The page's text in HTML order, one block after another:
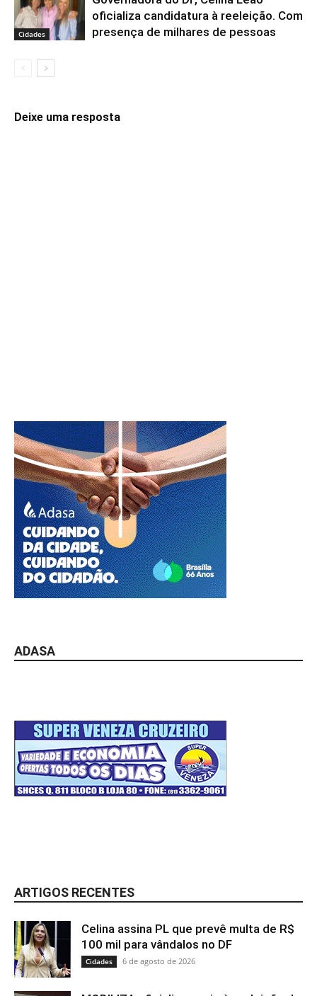
Cidades
oficializa candidatura à reeleição. Com
presença de milhares de pessoas
Deixe uma resposta
ADASA
ARTIGOS RECENTES
Celina assina PL que prevê multa de R$
100 mil para vândalos no DF
Cidades 6 de agosto de 2026